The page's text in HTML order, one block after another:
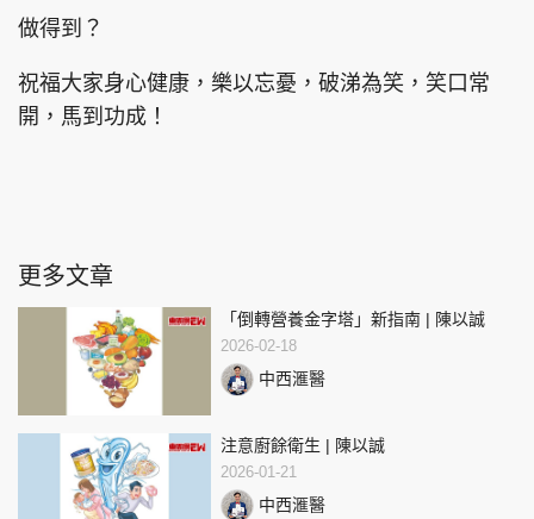
做得到？
祝福大家身心健康，樂以忘憂，破涕為笑，笑口常
開，馬到功成！
更多文章
「倒轉營養金字塔」新指南 | 陳以誠
2026-02-18
中西滙醫
注意廚餘衛生 | 陳以誠
2026-01-21
中西滙醫